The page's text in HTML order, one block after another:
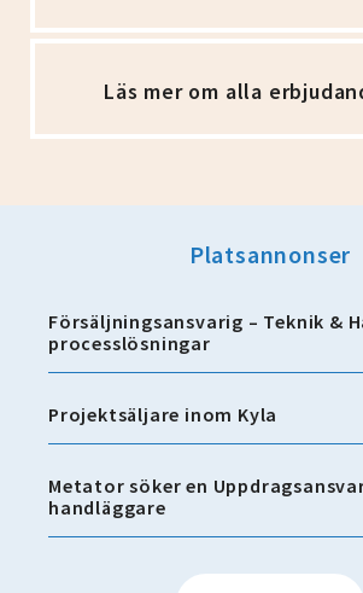
Läs mer om alla
Platsannonser
Försäljningsansvarig – Teknik &
processlösningar
Projektsäljare inom Kyla
Metator söker en
handläggare